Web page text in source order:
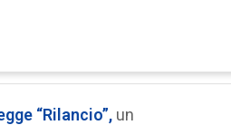
“Rilancio”,un